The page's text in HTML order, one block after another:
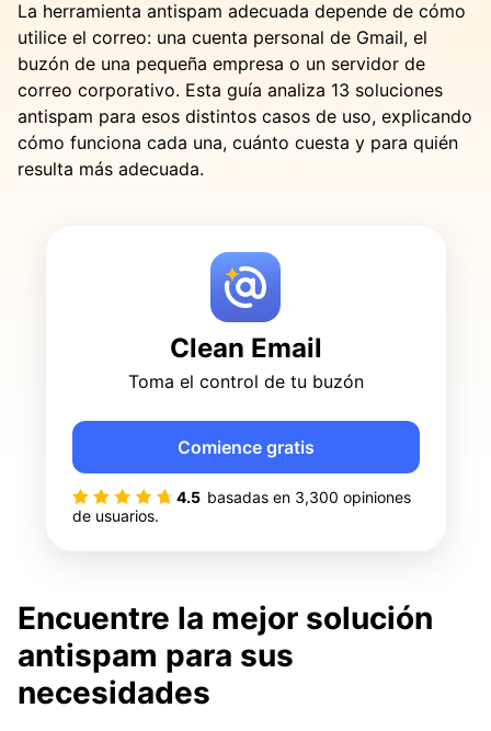
La herramienta antispam adecuada depende de cómo
utilice el correo: una cuenta personal de Gmail, el
buzón de una pequeña empresa o un servidor de
correo corporativo. Esta guía analiza 13 soluciones
antispam para esos distintos casos de uso, explicando
cómo funciona cada una, cuánto cuesta y para quién
resulta más adecuada.
Clean Email
Toma el control de tu buzón
4.5 basadas en 3,300 opiniones
de usuarios.
Comience gratis
Encuentre la mejor solución
antispam para sus
necesidades